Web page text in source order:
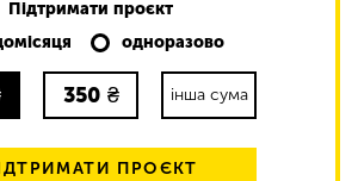
Підтримати проєкт
одноразово
350 ₴ інша сума
ПРОЄКТ